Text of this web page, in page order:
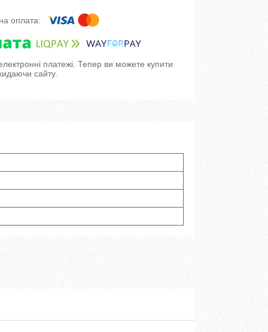
платежі. Тепер ви можете купити
сайту.